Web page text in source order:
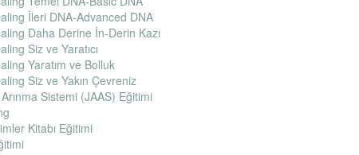
İleri DNA-Advanced DNA
Daha Derine İn-Derin Kazı
Siz ve Yaratıcı
Yaratım ve Bolluk
Siz ve Yakın Çevreniz
Sistemi (JAAS) Eğitimi
Kitabı Eğitimi